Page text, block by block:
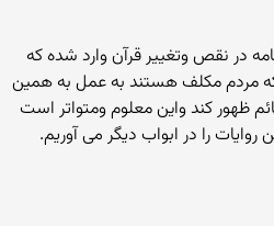
در نقص وتغییر قرآن وارد شده که
مردم مکلف هستند به عمل به همین
ظهور کند واین معلوم ومتواتر است
را در ابواب دیگر می آوریم.